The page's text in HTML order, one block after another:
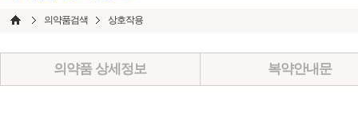
의약품검색 상호작용
의약품 상세정보 복약안내문